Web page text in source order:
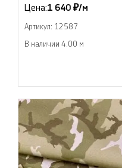
Цена:1 640 ₽/м
Артикул: 12587
В наличии 4.00 м